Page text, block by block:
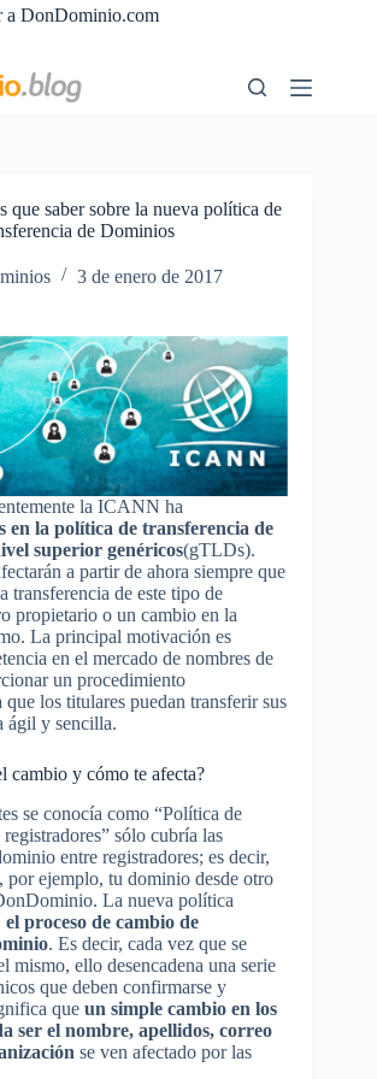
a DonDominio.com
que saber sobre la nueva política de
de Dominios
3 de enero de 2017
la ICANN ha
en la política de transferencia de
superior genéricos(gTLDs).
a partir de ahora siempre que
transferencia de este tipo de
propietario o un cambio en la
La principal motivación es
en el mercado de nombres de
un procedimiento
que los titulares puedan transferir sus
ágil y sencilla.
cambio y cómo te afecta?
se conocía como “Política de
sólo cubría las
entre registradores; es decir,
por ejemplo, tu dominio desde otro
La nueva política
el proceso de cambio de
. Es decir, cada vez que se
mismo, ello desencadena una serie
que deben confirmarse y
que un simple cambio en los
ser el nombre, apellidos, correo
se ven afectado por las